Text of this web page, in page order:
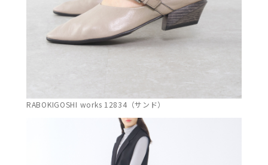
RABOKIGOSHI works 12834（サンド）